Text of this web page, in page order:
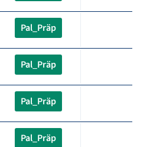
Pal_Präp
Pal_Präp
Pal_Präp
Pal_Präp